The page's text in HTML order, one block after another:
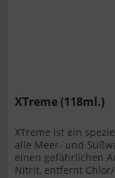
XTreme (118ml.)
XTreme ist ein
alle Meer- und
einen gefährlichen
Nitrit, entfernt